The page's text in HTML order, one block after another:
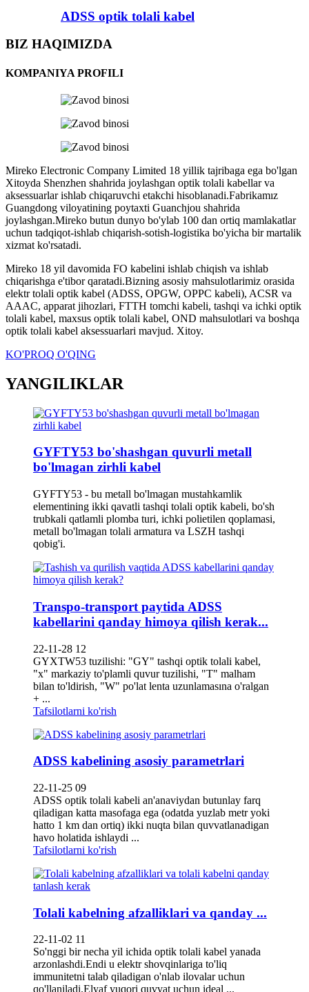
ADSS optik tolali kabel
BIZ HAQIMIZDA
KOMPANIYA PROFILI
Mireko Electronic Company Limited 18 yillik tajribaga ega bo'lgan
Xitoyda Shenzhen shahrida joylashgan optik tolali kabellar va
aksessuarlar ishlab chiqaruvchi etakchi hisoblanadi.Fabrikamız
Guangdong viloyatining poytaxti Guanchjou shahrida
joylashgan.Mireko butun dunyo bo'ylab 100 dan ortiq mamlakatlar
uchun tadqiqot-ishlab chiqarish-sotish-logistika bo'yicha bir martalik
xizmat ko'rsatadi.
Mireko 18 yil davomida FO kabelini ishlab chiqish va ishlab
chiqarishga e'tibor qaratadi.Bizning asosiy mahsulotlarimiz orasida
elektr tolali optik kabel (ADSS, OPGW, OPPC kabeli), ACSR va
AAAC, apparat jihozlari, FTTH tomchi kabeli, tashqi va ichki optik
tolali kabel, maxsus optik tolali kabel, OND mahsulotlari va boshqa
optik tolali kabel aksessuarlari mavjud. Xitoy.
KO'PROQ O'QING
YANGILIKLAR
GYFTY53 bo'shashgan quvurli metall
bo'lmagan zirhli kabel
GYFTY53 - bu metall bo'lmagan mustahkamlik
elementining ikki qavatli tashqi tolali optik kabeli, bo'sh
trubkali qatlamli plomba turi, ichki polietilen qoplamasi,
metall bo'lmagan tolali armatura va LSZH tashqi
qobig'i.
Transpo-transport paytida ADSS
kabellarini qanday himoya qilish kerak...
22-11-28 12
GYXTW53 tuzilishi: "GY" tashqi optik tolali kabel,
"x" markaziy to'plamli quvur tuzilishi, "T" malham
bilan to'ldirish, "W" po'lat lenta uzunlamasına o'ralgan
+ ...
Tafsilotlarni ko'rish
ADSS kabelining asosiy parametrlari
22-11-25 09
ADSS optik tolali kabeli an'anaviydan butunlay farq
qiladigan katta masofaga ega (odatda yuzlab metr yoki
hatto 1 km dan ortiq) ikki nuqta bilan quvvatlanadigan
havo holatida ishlaydi ...
Tafsilotlarni ko'rish
Tolali kabelning afzalliklari va qanday ...
22-11-02 11
So'nggi bir necha yil ichida optik tolali kabel yanada
arzonlashdi.Endi u elektr shovqinlariga to'liq
immunitetni talab qiladigan o'nlab ilovalar uchun
qo'llaniladi.Elyaf yuqori quvvat uchun ideal ...